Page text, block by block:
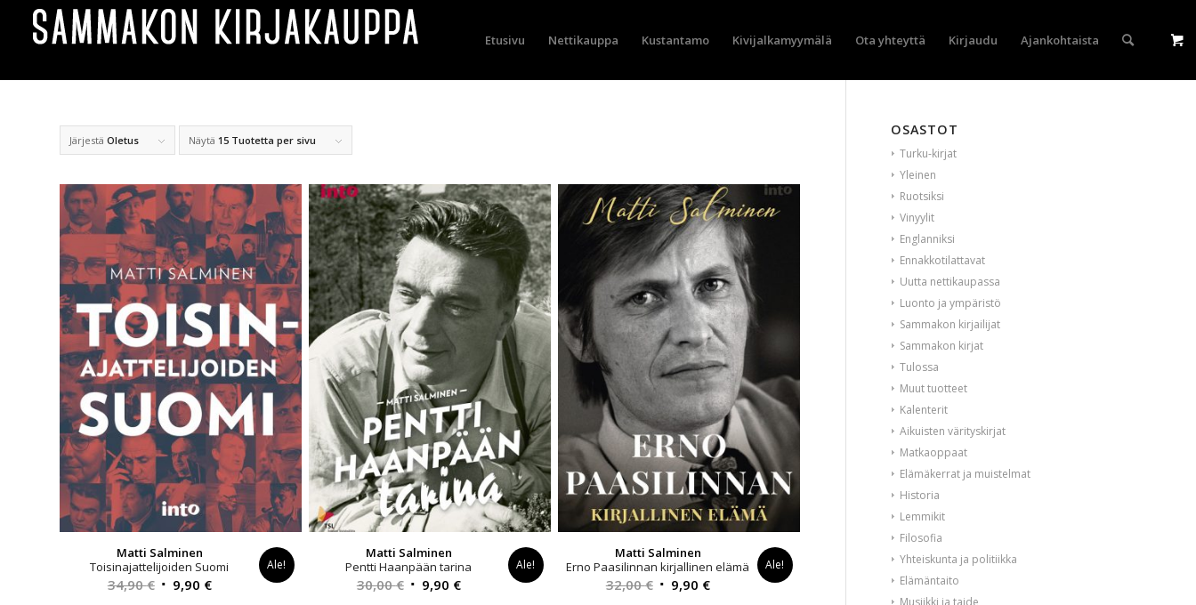
Etusivu Nettikauppa Kustantamo Kivijalkamyymälä Ota yhteyttä Kirjaudu Ajankohtaista
Järjestä Oletus Näytä 15 Tuotetta per sivu
Matti Salminen
Toisinajattelijoiden Suomi
34,90€ Alkuperäinen
9,90 €Nykyinen
Ale!
Matti Salminen
Pentti Haanpään tarina
30,00€ Alkuperäinen
9,90 €Nykyinen
Ale!
Matti Salminen
Erno Paasilinnan kirjallinen elämä
32,00€ Alkuperäinen
9,90 €Nykyinen
Ale!
OSASTOT
Turku-kirjat
Yleinen
Ruotsiksi
Vinyylit
Englanniksi
Ennakkotilattavat
Uutta nettikaupassa
Luonto ja ympäristö
Sammakon kirjailijat
Sammakon kirjat
Tulossa
Muut tuotteet
Kalenterit
Aikuisten värityskirjat
Matkaoppaat
Elämäkerrat ja muistelmat
Historia
Lemmikit
Filosofia
Yhteiskunta ja politiikka
Elämäntaito
Musiikki ja taide